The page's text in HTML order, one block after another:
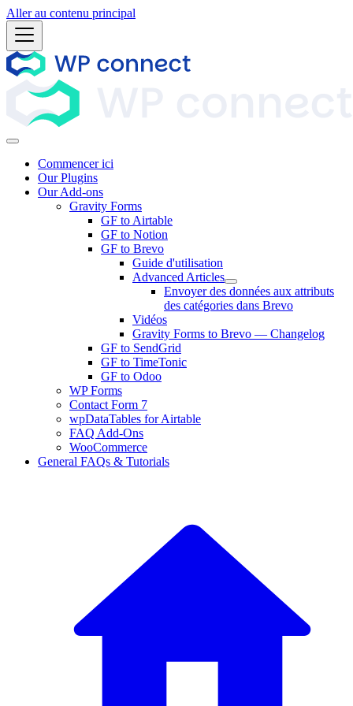
Aller au contenu principal
Commencer ici
Our Plugins
Our Add-ons
Gravity Forms
GF to Airtable
GF to Notion
GF to Brevo
Guide d'utilisation
Advanced Articles
Envoyer des données aux attributs
des catégories dans Brevo
Vidéos
Gravity Forms to Brevo — Changelog
GF to SendGrid
GF to TimeTonic
GF to Odoo
WP Forms
Contact Form 7
wpDataTables for Airtable
FAQ Add-Ons
WooCommerce
General FAQs & Tutorials